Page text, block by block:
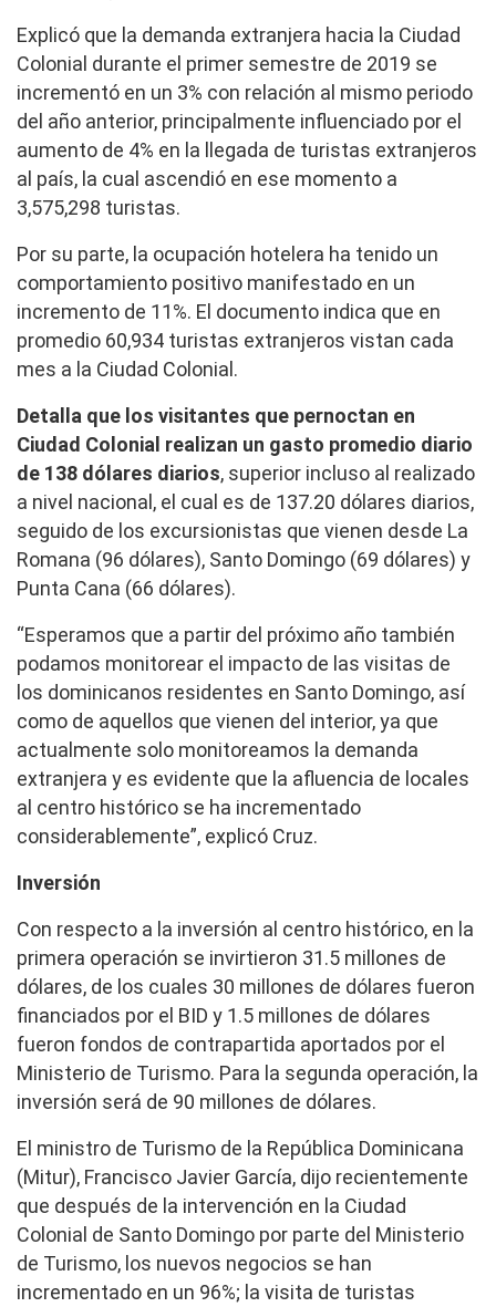
Explicó que la demanda extranjera hacia la Ciudad
Colonial durante el primer semestre de 2019 se
incrementó en un 3% con relación al mismo periodo
del año anterior, principalmente influenciado por el
aumento de 4% en la llegada de turistas extranjeros
al país, la cual ascendió en ese momento a
3,575,298 turistas.
Por su parte, la ocupación hotelera ha tenido un
comportamiento positivo manifestado en un
incremento de 11%. El documento indica que en
promedio 60,934 turistas extranjeros vistan cada
mes a la Ciudad Colonial.
Detalla que los visitantes que pernoctan en
Ciudad Colonial realizan un gasto promedio diario
de 138 dólares diarios, superior incluso al realizado
a nivel nacional, el cual es de 137.20 dólares diarios,
seguido de los excursionistas que vienen desde La
Romana (96 dólares), Santo Domingo (69 dólares) y
Punta Cana (66 dólares).
“Esperamos que a partir del próximo año también
podamos monitorear el impacto de las visitas de
los dominicanos residentes en Santo Domingo, así
como de aquellos que vienen del interior, ya que
actualmente solo monitoreamos la demanda
extranjera y es evidente que la afluencia de locales
al centro histórico se ha incrementado
considerablemente”, explicó Cruz.
Inversión
Con respecto a la inversión al centro histórico, en la
primera operación se invirtieron 31.5 millones de
dólares, de los cuales 30 millones de dólares fueron
financiados por el BID y 1.5 millones de dólares
fueron fondos de contrapartida aportados por el
Ministerio de Turismo. Para la segunda operación, la
inversión será de 90 millones de dólares.
El ministro de Turismo de la República Dominicana
(Mitur), Francisco Javier García, dijo recientemente
que después de la intervención en la Ciudad
Colonial de Santo Domingo por parte del Ministerio
de Turismo, los nuevos negocios se han
incrementado en un 96%; la visita de turistas